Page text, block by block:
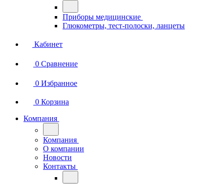
Приборы медицинские
Глюкометры, тест-полоски, ланцеты
Кабинет
0 Сравнение
0 Избранное
0 Корзина
Компания
Компания
О компании
Новости
Контакты